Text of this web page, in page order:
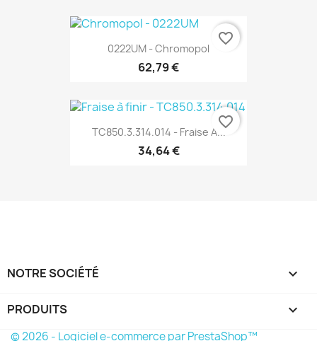
0222UM - Chromopol
62,79 €
favorite_border
TC850.3.314.014 - Fraise À...
34,64 €
favorite_border
NOTRE SOCIÉTÉ 
PRODUITS 
© 2026 - Logiciel e-commerce par PrestaShop™